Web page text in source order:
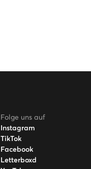
Folge uns auf
Instagram
TikTok
Facebook
Letterboxd